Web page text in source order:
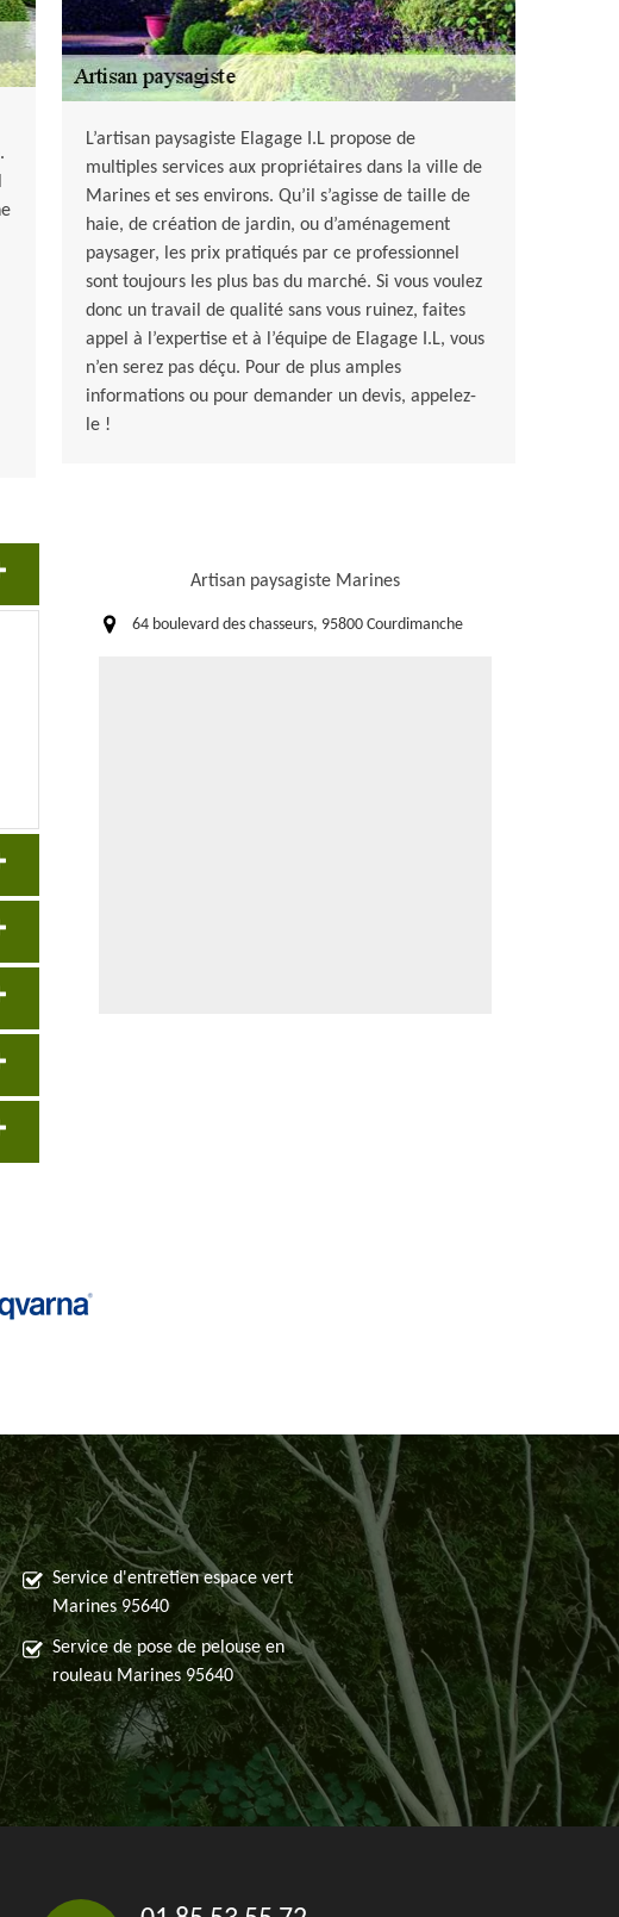
L’artisan paysagiste Elagage I.L propose de
multiples services aux propriétaires dans la ville de
Marines et ses environs. Qu’il s’agisse de taille de
haie, de création de jardin, ou d’aménagement
paysager, les prix pratiqués par ce professionnel
sont toujours les plus bas du marché. Si vous voulez
donc un travail de qualité sans vous ruinez, faites
appel à l’expertise et à l’équipe de Elagage I.L, vous
n’en serez pas déçu. Pour de plus amples
informations ou pour demander un devis, appelez-
le !
Artisan paysagiste Marines
64 boulevard des chasseurs, 95800 Courdimanche
Service d'entretien espace vert
Marines 95640
Service de pose de pelouse en
rouleau Marines 95640